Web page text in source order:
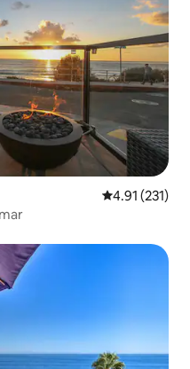
Calificación
4.91 (231)